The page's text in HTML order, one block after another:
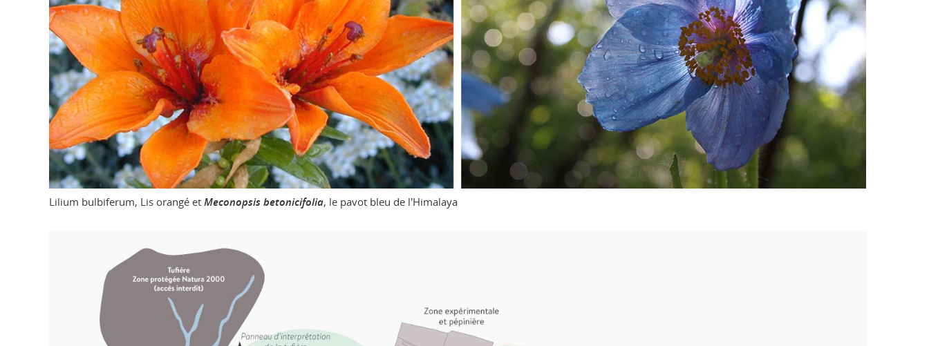
Lilium bulbiferum, Lis orangé et Meconopsis betonicifolia, le pavot bleu de l'Himalaya